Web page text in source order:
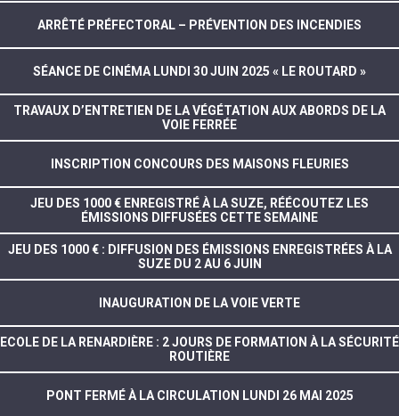
ARRÊTÉ PRÉFECTORAL – PRÉVENTION DES INCENDIES
SÉANCE DE CINÉMA LUNDI 30 JUIN 2025 « LE ROUTARD »
TRAVAUX D’ENTRETIEN DE LA VÉGÉTATION AUX ABORDS DE LA
VOIE FERRÉE
INSCRIPTION CONCOURS DES MAISONS FLEURIES
JEU DES 1000 € ENREGISTRÉ À LA SUZE, RÉÉCOUTEZ LES
ÉMISSIONS DIFFUSÉES CETTE SEMAINE
JEU DES 1000 € : DIFFUSION DES ÉMISSIONS ENREGISTRÉES À LA
SUZE DU 2 AU 6 JUIN
INAUGURATION DE LA VOIE VERTE
ECOLE DE LA RENARDIÈRE : 2 JOURS DE FORMATION À LA SÉCURITÉ
ROUTIÈRE
PONT FERMÉ À LA CIRCULATION LUNDI 26 MAI 2025